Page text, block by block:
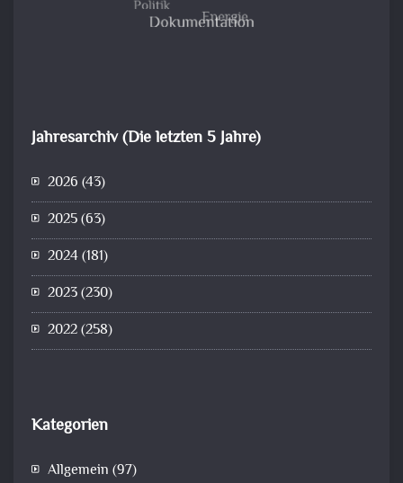
Jahresarchiv (Die letzten 5 Jahre)
2026 (43)
2025(63)
2024(181)
2023(230)
2022(258)
Kategorien
Allgemein (97)